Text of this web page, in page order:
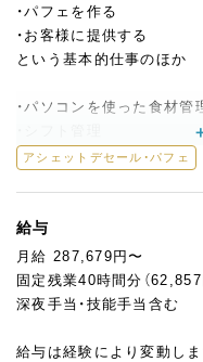
・パフェを作る
・お客様に提供する
という基本的仕事のほか
・パソコンを使った食材管
などの事務作業もお願いし
一度食べたら忘れられな
きましょう。
アシェットデセール・パフェ
給与
月給 287,679円〜
固定残業40時間分（
深夜手当・技能手当含む
給与は経験により変動し